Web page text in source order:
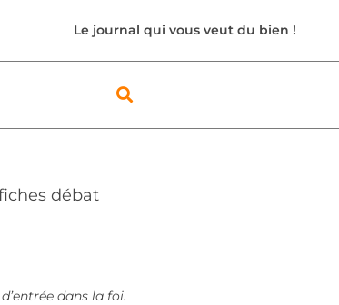
Le journal qui vous veut du bien !
débat
dans la foi.